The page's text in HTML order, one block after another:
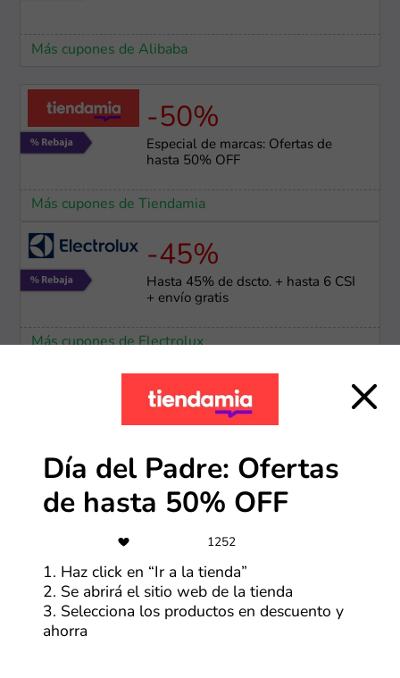
Más cupones de Alibaba
-50%
Especial de marcas: Ofertas de
hasta 50% OFF
Más cupones de Tiendamia
-45%
Hasta 45% de dscto. + hasta 6 CSI
+ envío gratis
Más cupones de Electrolux
Envío gratis
Más cupones de LG
-50%
Ofertas Lenovo de hasta 50% OFF
Más cupones de Lenovo
Día del Padre: Ofertas
de hasta 50% OFF
1252
1. Haz click en “Ir a la tienda”
2. Se abrirá el sitio web de la tienda
3. Selecciona los productos en descuento y
ahorra